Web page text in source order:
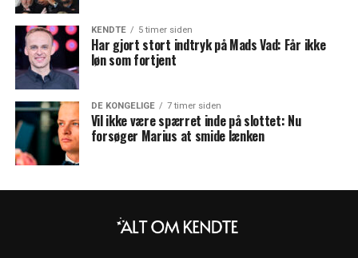
KENDTE 5 timer siden
Har gjort stort indtryk på Mads Vad: Får ikke
løn som fortjent
DE KONGELIGE 7 timer siden
Vil ikke være spærret inde på slottet: Nu
forsøger Marius at smide lænken